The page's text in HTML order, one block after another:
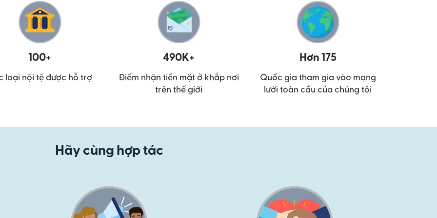
100+
loại nội tệ được hỗ trợ
490K+
Điểm nhận tiền mặt ở khắp nơi
trên thế giới
Hơn 175
Quốc gia tham gia vào mạng
lưới toàn cầu của chúng tôi
Hãy cùng hợp tác